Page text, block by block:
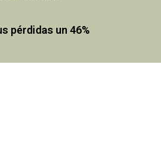
pérdidas un 46%